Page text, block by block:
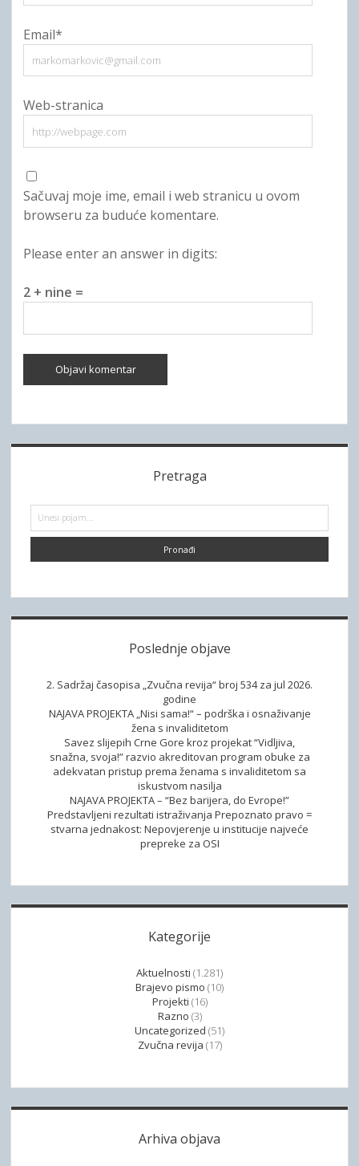
Email*
Web-stranica
Sačuvaj moje ime, email i web stranicu u ovom
browseru za buduće komentare.
Please enter an answer in digits:
2 + nine =
a
Pretraga
e
g
a
Poslednje objave
2. Sadržaj časopisa „Zvučna revija“ broj 534 za jul 2026.
godine
NAJAVA PROJEKTA „Nisi sama!“ – podrška i osnaživanje
žena s invaliditetom
Savez slijepih Crne Gore kroz projekat “Vidljiva,
snažna, svoja!” razvio akreditovan program obuke za
adekvatan pristup prema ženama s invaliditetom sa
iskustvom nasilja
NAJAVA PROJEKTA – “Bez barijera, do Evrope!”
Predstavljeni rezultati istraživanja Prepoznato pravo =
stvarna jednakost: Nepovjerenje u institucije najveće
prepreke za OSI
Kategorije
Aktuelnosti (1.281)
Brajevo pismo (10)
Projekti (16)
Razno (3)
Uncategorized (51)
Zvučna revija (17)
Arhiva objava